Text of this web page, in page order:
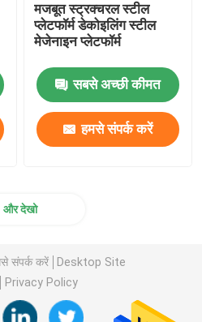
मजबूत स्ट्रक्चरल स्टील
प्लेटफॉर्म डेकोइलिंग स्टील
मेजेनाइन प्लेटफॉर्म
सबसे अच्छी कीमत
हमसे संपर्क करें
और देखो
संपर्क करें
Desktop Site
Privacy Policy